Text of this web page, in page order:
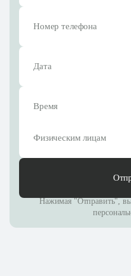
Нажимая "Отправить", вы
Физическим лицам
Нажимая "Отправить", вы